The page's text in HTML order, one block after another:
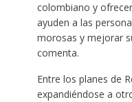
colombiano y
ayuden a las
morosas y mejorar
comenta.
Entre los planes de
expandiéndose a